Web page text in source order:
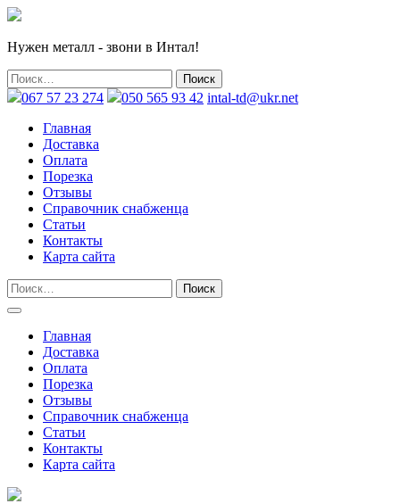
Нужен металл - звони в Интал!
067 57 23 274 050 565 93 42 intal-td@ukr.net
Главная
Доставка
Оплата
Порезка
Отзывы
Справочник снабженца
Статьи
Контакты
Карта сайта
Главная
Доставка
Оплата
Порезка
Отзывы
Справочник снабженца
Статьи
Контакты
Карта сайта